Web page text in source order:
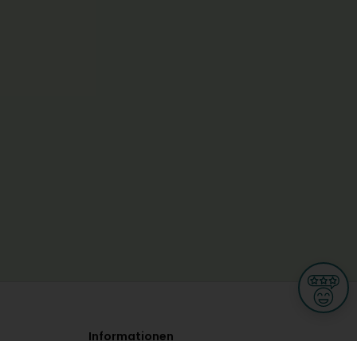
Informationen